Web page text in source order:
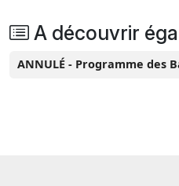
A découvrir
ANNULÉ - Programme des